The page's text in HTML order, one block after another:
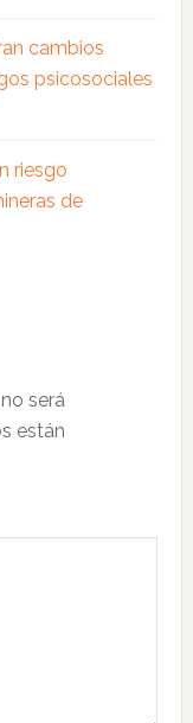
cambios
psicosociales
riesgo
de
será
están